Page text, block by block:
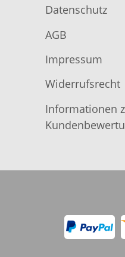
Datenschutz
AGB
Impressum
Widerrufsrecht
Informationen